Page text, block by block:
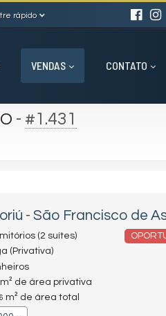
rápido
VENDAS CONTATO
- #1.431
- São Francisco de
(2 suítes)
(Privativa)
m² de área privativa
m² de área total